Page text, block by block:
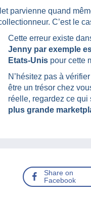
parvienne quand
C’est le
Cette erreur existe
Jenny par exemple
Etats-Unis pour cette
N’hésitez pas à
être un trésor chez
réelle, regardez ce qui
plus grande
Share on
Facebook